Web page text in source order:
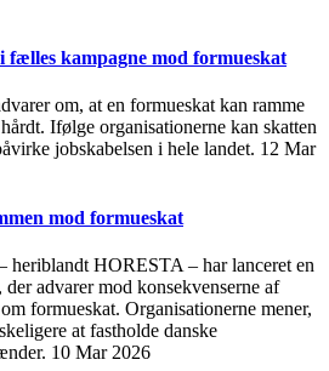
kampagne mod formueskat
om, at en formueskat kan ramme
Ifølge organisationerne kan skatten
jobskabelsen i hele landet. 12 Mar
mod formueskat
heriblandt HORESTA – har lanceret en
advarer mod konsekvenserne af
formueskat. Organisationerne mener,
at fastholde danske
10 Mar 2026